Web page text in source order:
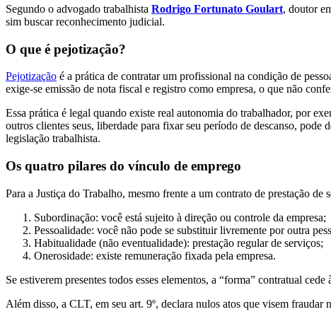
Segundo o advogado trabalhista Rodrigo Fortunato Goulart, doutor
sim buscar reconhecimento judicial.
O que é pejotização?
Pejotização é a prática de contratar um profissional na condição de
exige-se emissão de nota fiscal e registro como empresa, o que não
Essa prática é legal quando existe real autonomia do trabalhador, por
outros clientes seus, liberdade para fixar seu período de descanso,
legislação trabalhista.
Os quatro pilares do vínculo de emprego
Para a Justiça do Trabalho, mesmo frente a um contrato de prestação
Subordinação: você está sujeito à direção ou controle da empresa;
Pessoalidade: você não pode se substituir livremente por outra
Habitualidade (não eventualidade): prestação regular de serviços;
Onerosidade: existe remuneração fixada pela empresa.
Se estiverem presentes todos esses elementos, a “forma” contratual
Além disso, a CLT, em seu art. 9º, declara nulos atos que visem fraudar